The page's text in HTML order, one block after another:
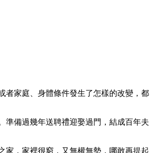
者家庭、身體條件發生了怎樣的改變，都
準備過幾年送聘禮迎娶過門，結成百年夫
家，家裡很窮，又無權無勢，哪敢再提起